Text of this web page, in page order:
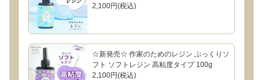
2,100円(税込)
☆新発売☆ 作家のためのレジン ぷっくりソ
フト ソフトレジン 高粘度タイプ 100g
2,100円(税込)